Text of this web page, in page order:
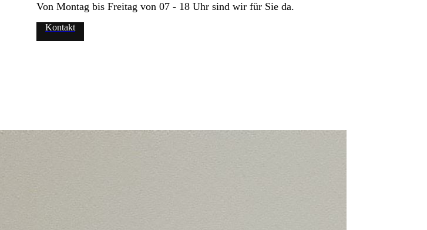
Von Montag bis Freitag von 07 - 18 Uhr sind wir für Sie da.
Kontakt